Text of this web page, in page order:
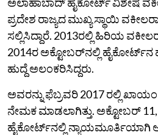
ಪ್ರದೇಶ ರಾಜ್ಯದ ಮುಖ್ಯ ಸ್ಥಾಯಿ
ಸಲ್ಲಿಸಿದ್ದಾರೆ. 2013ರಲ್ಲಿ ಹಿರಿಯ
2014ರ ಅಕ್ಟೋಬರ್‌ನಲ್ಲಿ ಹೈಕೋರ್ಟ್‌ನ
ಹುದ್ದೆ ಅಲಂಕರಿಸಿದ್ದರು.
ಅವರನ್ನು ಫೆಬ್ರವರಿ 2017 ರಲ್ಲಿ
ನೇಮಕ ಮಾಡಲಾಗಿತ್ತು. ಅಕ್ಟೋಬರ್
ಹೈಕೋರ್ಟ್‌ನಲ್ಲಿ ನ್ಯಾಯಮೂರ್ತಿಯಾಗಿ